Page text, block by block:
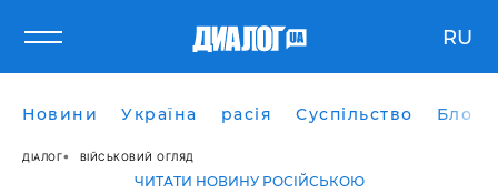
RU
Новини Україна расія Суспільство Блоги
ДІАЛОГ ВІЙСЬКОВИЙ ОГЛЯД
ЧИТАТИ НОВИНУ РОСІЙСЬКОЮ